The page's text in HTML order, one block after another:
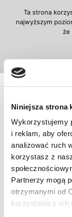
Niniejsza strona
Wykorzystujemy
i reklam, aby
analizować ruch
korzystasz z
Partnerzy mogą
otrzymanymi od
korzystania z ich
Przejdź
Strona główna \
Wyświetlanie
Ta strona
najwyższym
że